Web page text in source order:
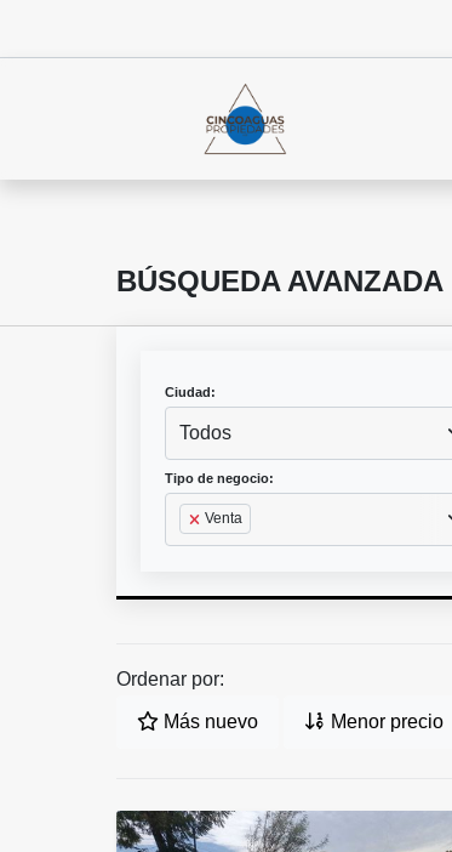
BÚSQUEDA AVANZADA
Ciudad:
Todos
Tipo de negocio:
Venta
Ordenar por:
Más nuevo Menor precio